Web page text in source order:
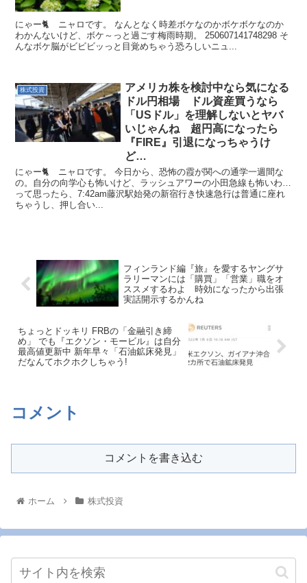
にゃー🐈️ ニャロです。 なんとなく時差ボケなのかボケボケなのか
わかんないけど、ボケ～っと過ごす梅雨時期。 250607141748298 そ
んなボケ脳がビビビッっと目覚めちゃう恐ろしいニュ...
株式投資
アメリカ株を検討中なら気になる
ドル円相場 ドル資産買うなら
「USドル」を理解しないとヤバ
いじゃんね 超円高になったら
『FIRE』引退になっちゃうけ
ど…
にゃー🐈 ニャロです。 今日から、恐怖の霞が関への通学一週間な
の。自分の向学心も怖いけど、ラッシュアワーの小田急線も怖いわ…
って思ったら、7:42am藤沢駅始発の新宿行き快速急行は普通に座れ
ちゃうし、押し合い...
フィンランド編『旅』を愛するヤングサ
ラリーマンには「購買」「営業」職をオ
ススメするわよ 時効になったから出張
実話開示するかんね
ちょっとドッキリ FRBの「金融引き締
め」 でも『エクソン・モービル』は自分
最高値更新中 新年早々「石油鉱床発見」
だなんてホクホクしちゃう!
コメント
コメントを書き込む
ホーム 株式投資